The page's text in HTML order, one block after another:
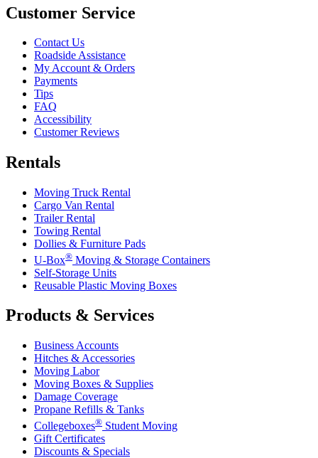
Customer Service
Contact Us
Roadside Assistance
My Account & Orders
Payments
Tips
FAQ
Accessibility
Customer Reviews
Rentals
Moving Truck Rental
Cargo Van Rental
Trailer Rental
Towing Rental
Dollies & Furniture Pads
U-Box® Moving & Storage Containers
Self-Storage Units
Reusable Plastic Moving Boxes
Products & Services
Business Accounts
Hitches & Accessories
Moving Labor
Moving Boxes & Supplies
Damage Coverage
Propane Refills & Tanks
Collegeboxes® Student Moving
Gift Certificates
Discounts & Specials